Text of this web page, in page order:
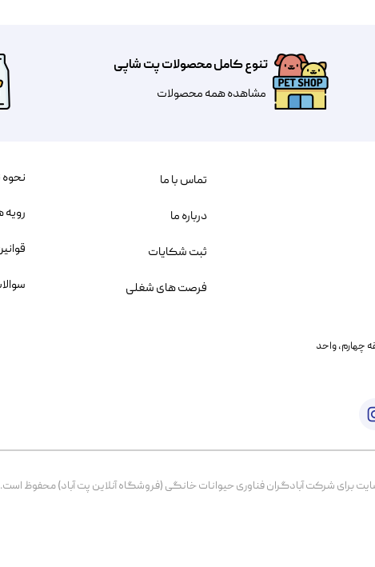
تنوع کامل محصولات پت شاپی
مشاهده همه محصولات
خیابان بنی هاشم پلاک ۲۰۲ ، طبقه چهارم، واحد
شرکت آبادگران فناوری حیوانات خانگی (فروشگاه آنلاین پت آباد) محفوظ است. از ۱۳۹۹ تا
تماس با ما
درباره ما
ثبت شکایات
فرصت های شغلی